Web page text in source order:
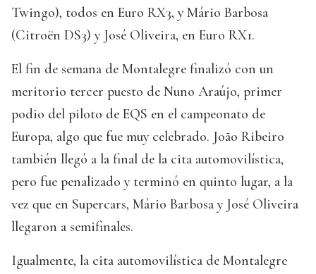
Twingo), todos en Euro RX3, y Mário Barbosa
(Citroën DS3) y José Oliveira, en Euro RX1.
El fin de semana de Montalegre finalizó con un
meritorio tercer puesto de Nuno Araújo, primer
podio del piloto de EQS en el campeonato de
Europa, algo que fue muy celebrado. João Ribeiro
también llegó a la final de la cita automovilística,
pero fue penalizado y terminó en quinto lugar, a la
vez que en Supercars, Mário Barbosa y José Oliveira
llegaron a semifinales.
Igualmente, la cita automovilística de Montalegre